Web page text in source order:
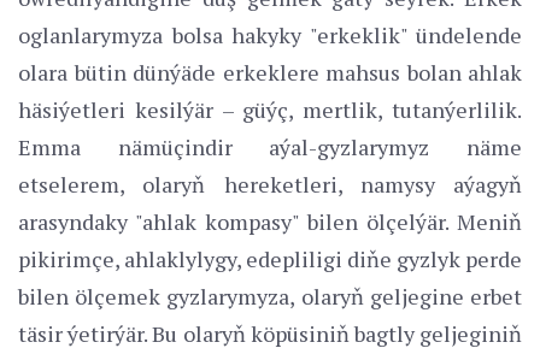
oglanlarymyza bolsa hakyky "erkeklik" ündelende
olara bütin dünýäde erkeklere mahsus bolan ahlak
häsiýetleri kesilýär – güýç, mertlik, tutanýerlilik.
Emma nämüçindir aýal-gyzlarymyz näme
etselerem, olaryň hereketleri, namysy aýagyň
arasyndaky "ahlak kompasy" bilen ölçelýär. Meniň
pikirimçe, ahlaklylygy, edepliligi diňe gyzlyk perde
bilen ölçemek gyzlarymyza, olaryň geljegine erbet
täsir ýetirýär. Bu olaryň köpüsiniň bagtly geljeginiň